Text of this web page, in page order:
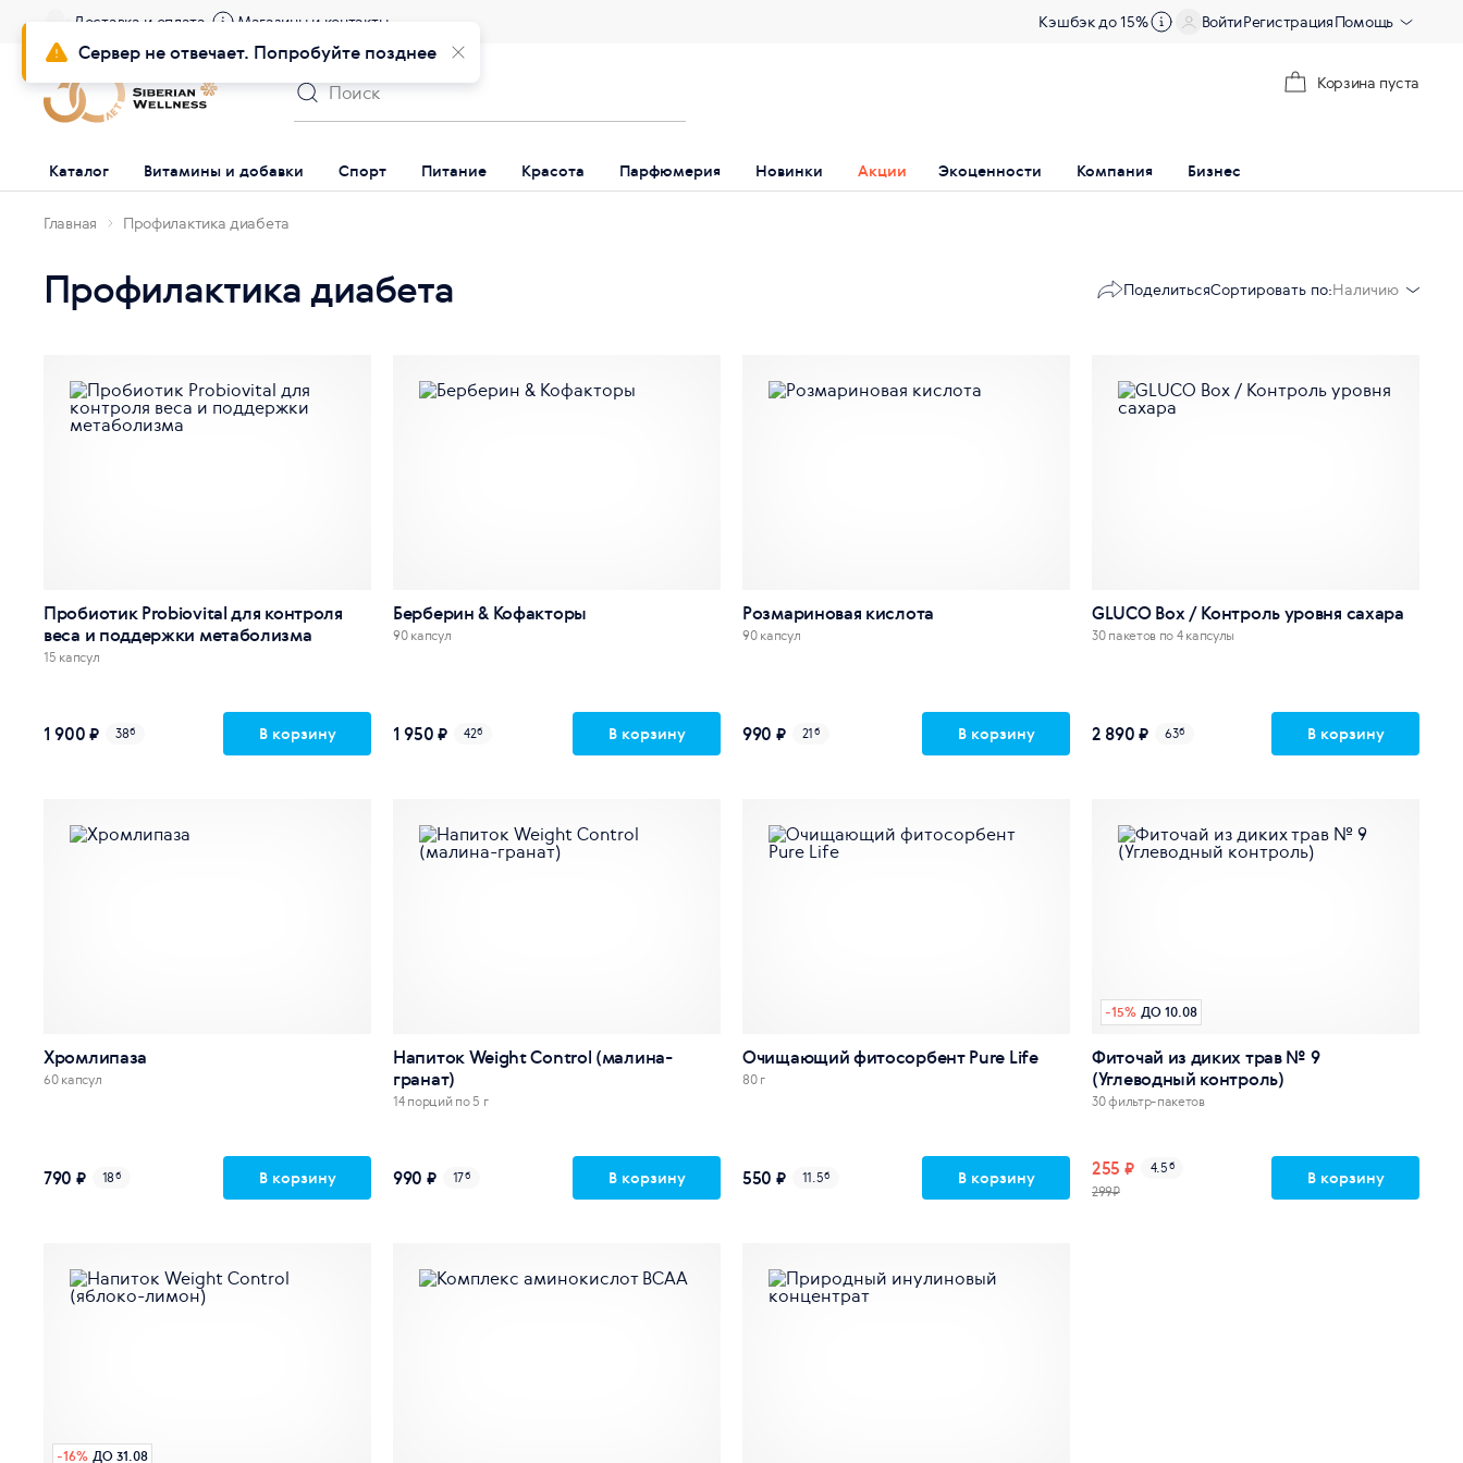
Доставка и оплата Магазины и контакты Кэшбэк до 15% ВойтиРегистрацияПомощь
Корзина пуста
Каталог Витамины и добавки Спорт Питание Красота Парфюмерия Новинки Акции Экоценности Компания Бизнес
Главная Профилактика диабета
Профилактика диабета ПоделитьсяСортировать по:Наличию
Пробиотик Probiovital для контроля
веса и поддержки метаболизма
15 капсул
1 900 ₽ 38б В корзину
Берберин & Кофакторы
90 капсул
1 950 ₽ 42б В корзину
Розмариновая кислота
90 капсул
990 ₽ 21б В корзину
GLUCO Box / Контроль уровня сахара
30 пакетов по 4 капсулы
2 890 ₽ 63б В корзину
Хромлипаза
60 капсул
790 ₽ 18б В корзину
Напиток Weight Control (малина-
гранат)
14 порций по 5 г
990 ₽ 17б В корзину
Очищающий фитосорбент Pure Life
80 г
550 ₽ 11.5б В корзину
-15% ДО 10.08
Фиточай из диких трав № 9
(Углеводный контроль)
30 фильтр-пакетов
255 ₽ 4.5б
299₽
В корзину
-16% ДО 31.08
Сервер не отвечает. Попробуйте позднее